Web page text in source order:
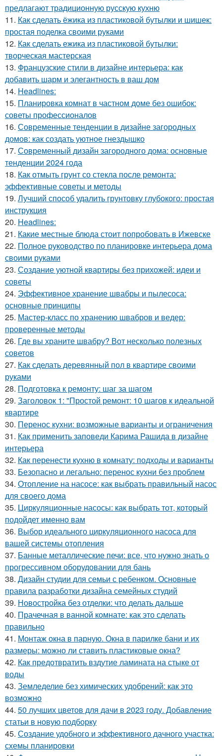
предлагают традиционную русскую кухню
11. Как сделать ёжика из пластиковой бутылки и шишек:
простая поделка своими руками
12. Как сделать ежика из пластиковой бутылки:
творческая мастерская
13. Французские стили в дизайне интерьера: как
добавить шарм и элегантность в ваш дом
14. Headlines:
15. Планировка комнат в частном доме без ошибок:
советы профессионалов
16. Современные тенденции в дизайне загородных
домов: как создать уютное гнездышко
17. Современный дизайн загородного дома: основные
тенденции 2024 года
18. Как отмыть грунт со стекла после ремонта:
эффективные советы и методы
19. Лучший способ удалить грунтовку глубокого: простая
инструкция
20. Headlines:
21. Какие местные блюда стоит попробовать в Ижевске
22. Полное руководство по планировке интерьера дома
своими руками
23. Создание уютной квартиры без прихожей: идеи и
советы
24. Эффективное хранение швабры и пылесоса:
основные принципы
25. Мастер-класс по хранению швабров и ведер:
проверенные методы
26. Где вы храните швабру? Вот несколько полезных
советов
27. Как сделать деревянный пол в квартире своими
руками
28. Подготовка к ремонту: шаг за шагом
29. Заголовок 1: "Простой ремонт: 10 шагов к идеальной
квартире
30. Перенос кухни: возможные варианты и ограничения
31. Как применить заповеди Карима Рашида в дизайне
интерьера
32. Как перенести кухню в комнату: подходы и варианты
33. Безопасно и легально: перенос кухни без проблем
34. Отопление на насосе: как выбрать правильный насос
для своего дома
35. Циркуляционные насосы: как выбрать тот, который
подойдет именно вам
36. Выбор идеального циркуляционного насоса для
вашей системы отопления
37. Банные металлические печи: все, что нужно знать о
прогрессивном оборудовании для бань
38. Дизайн студии для семьи с ребенком. Основные
правила разработки дизайна семейных студий
39. Новостройка без отделки: что делать дальше
40. Прачечная в ванной комнате: как это сделать
правильно
41. Монтаж окна в парную. Окна в парилке бани и их
размеры: можно ли ставить пластиковые окна?
42. Как предотвратить вздутие ламината на стыке от
воды
43. Земледелие без химических удобрений: как это
возможно
44. 50 лучших цветов для дачи в 2023 году. Добавление
статьи в новую подборку
45. Создание удобного и эффективного дачного участка:
схемы планировки